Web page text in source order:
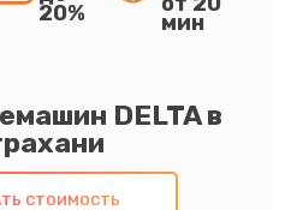
DELTA в
20% мин
СТОИМОСТЬ